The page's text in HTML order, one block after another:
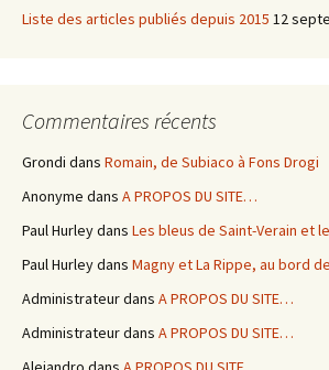
Liste des articles publiés depuis 2015 12
Commentaires récents
Grondi dans Romain, de Subiaco à Fons Drogi
Anonyme dans A PROPOS DU SITE…
Paul Hurleydans Les bleus de Saint-Verain et
Paul Hurleydans Magny et La Rippe, au bord
Administrateurdans A PROPOS DU SITE…
Administrateurdans A PROPOS DU SITE…